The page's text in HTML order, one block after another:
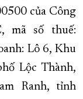
của Công
mã số thuế:
Lô 6, Khu
Lộc Thành,
Ranh, tỉnh